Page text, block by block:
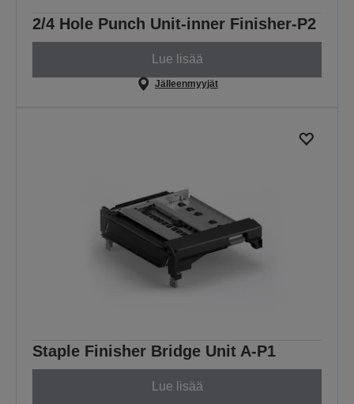
2/4 Hole Punch Unit-inner Finisher-P2
Lue lisää
Jälleenmyyjät
Staple Finisher Bridge Unit A-P1
Lue lisää